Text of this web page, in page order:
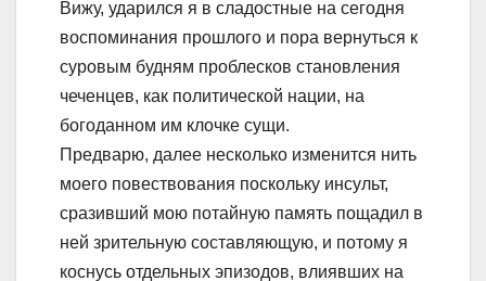
Вижу, ударился я в сладостные на сегодня
воспоминания прошлого и пора вернуться к
суровым будням проблесков становления
чеченцев, как политической нации, на
богоданном им клочке сущи.
Предварю, далее несколько изменится нить
моего повествования поскольку инсульт,
сразивший мою потайную память пощадил в
ней зрительную составляющую, и потому я
коснусь отдельных эпизодов, влиявших на